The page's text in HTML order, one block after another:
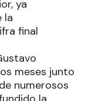
ya
la
final
meses junto
numerosos